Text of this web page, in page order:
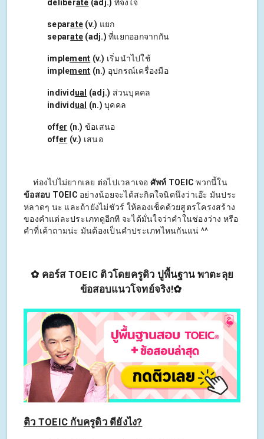
deliberate (adj.) ที่จงใจ
separate (v.) แยก
separate (adj.) ที่แยกออกจากกัน
implement (v.) เริ่มนำไปใช้
implement (n.) อุปกรณ์เครื่องมือ
individ ual (adj.) ส่วนบุคคล
individ ual (n.) บุคคล
offer (n.) ข้อเสนอ
offer (v.) เสนอ
ท่องไปไม่ยากเลย ต่อไปเวลาเจอ ศัพท์ TOEIC พวกนี้ใน
ข้อสอบ TOEIC อย่างน้อยจะได้สะกิดใจนิดนึงว่าเอ๊ะ มันประ
หลาดๆ นะ และถ้ายังไม่ชัวร์ ให้ลองเช็คด้วยสูตรโครงสร้าง
ของคำแต่ละประเภทดูอีกที จะได้มั่นใจว่าคำในช่องว่าง หรือ
คำที่เค้าถามน่ะ มันต้องเป็นคำประเภทไหนกันแน่ ^^
✿ คอร์ส TOEIC ติวโดยครูดิว ปูพื้นฐาน พาตะลุย
ข้อสอบแนวโจทย์จริง!✿
ติว TOEIC กับครูดิว ดียังไง?